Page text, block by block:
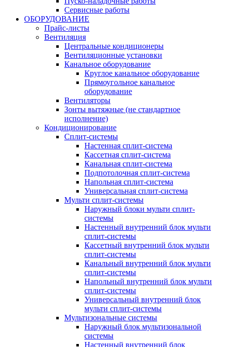
Сервисные работы
ОБОРУДОВАНИЕ
Прайс-листы
Вентиляция
Центральные кондиционеры
Вентиляционные установки
Канальное оборудование
Круглое канальное оборудование
Прямоугольное канальное
оборудование
Вентиляторы
Зонты вытяжные (не стандартное
исполнение)
Кондиционирование
Сплит-системы
Настенная сплит-система
Кассетная сплит-система
Канальная сплит-система
Подпотолочная сплит-система
Напольная сплит-система
Универсальная сплит-система
Мульти сплит-системы
Наружный блоки мульти сплит-
системы
Настенный внутренний блок мульти
сплит-системы
Кассетный внутренний блок мульти
сплит-системы
Канальный внутренний блок мульти
сплит-системы
Напольный внутренний блок мульти
сплит-системы
Универсальный внутренний блок
мульти сплит-системы
Мультизональные системы
Наружный блок мультизональной
системы
Настенный внутренний блок